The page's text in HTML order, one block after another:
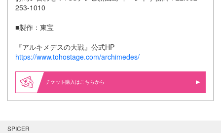
253-1010
■製作：東宝
『アルキメデスの大戦』公式HP
https://www.tohostage.com/archimedes/
購入はこちらから
SPICER